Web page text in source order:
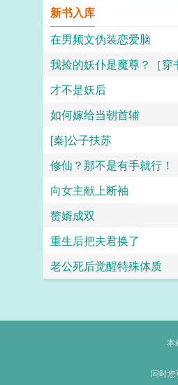
新书入库
在男频文伪装恋爱脑
我捡的妖仆是魔尊？［穿
才不是妖后
如何嫁给当朝首辅
[秦]公子扶苏
修仙？那不是有手就行！
向女主献上断袖
赘婿成双
重生后把夫君换了
老公死后觉醒特殊体质
本
同时